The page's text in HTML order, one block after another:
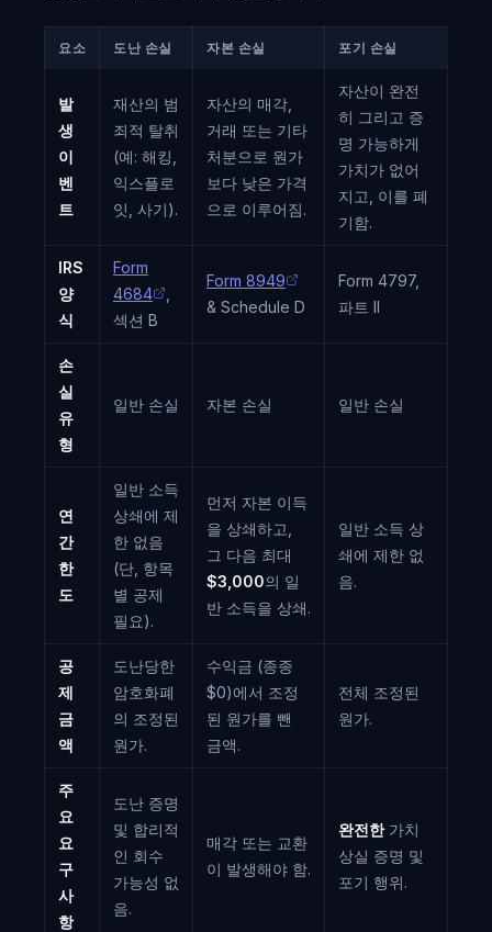
요소 도난 손실 자본 손실 포기 손실
발
생
이
벤
트
재산의 범
죄적 탈취
(예: 해킹,
익스플로
잇, 사기).
자산의 매각,
거래 또는 기타
처분으로 원가
보다 낮은 가격
으로 이루어짐.
자산이 완전
히 그리고 증
명 가능하게
가치가 없어
지고, 이를 폐
기함.
IRS
양
식
Form
4684
섹션 B
Form 8949
& Schedule D
Form 4797,
파트 II
손
실
유
형
일반 손실 자본 손실 일반 손실
연
간
한
도
일반 소득
상쇄에 제
한 없음
(단, 항목
별 공제
필요).
먼저 자본 이득
을 상쇄하고,
그 다음 최대
$3,000의 일
반 소득을 상쇄.
일반 소득 상
쇄에 제한 없
음.
공
제
금
액
도난당한
암호화폐
의 조정된
원가.
수익금 (종종
$0)에서 조정
된 원가를 뺀
금액.
전체 조정된
원가.
주
요
요
구
사
항
도난 증명
및 합리적
인 회수
가능성 없
음.
매각 또는 교환
이 발생해야 함.
완전한가치
상실 증명 및
포기 행위.